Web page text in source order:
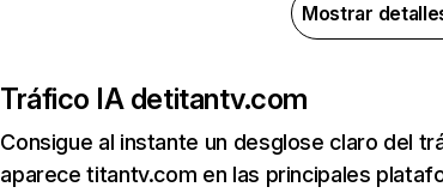
Mostrar
Tráfico IA detitantv.com
Consigue al instante un desglose claro del
aparece titantv.com en las principales